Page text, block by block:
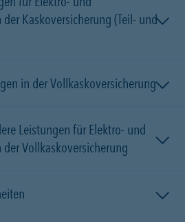
Kaskoversicherung (Teil- und
in der Vollkaskoversicherung
Leistungen für Elektro- und
Vollkaskoversicherung